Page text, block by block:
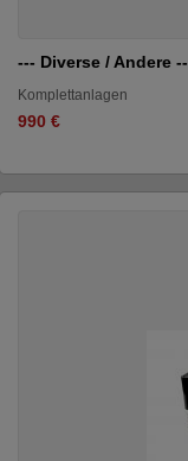
--- Diverse / Andere --
Komplettanlagen
990 €